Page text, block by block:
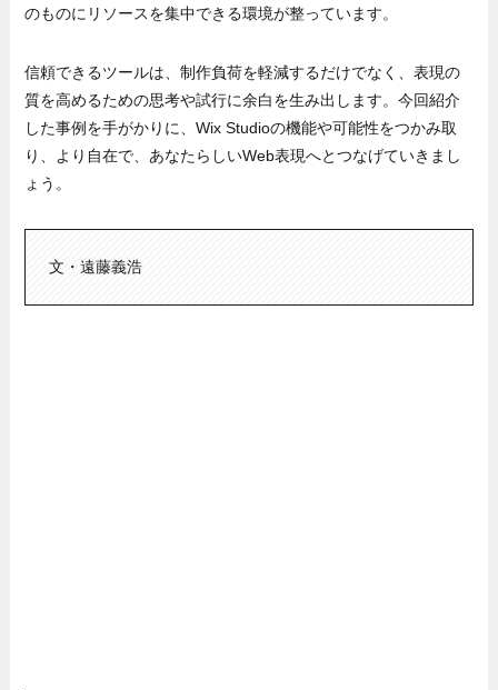
のものにリソースを集中できる環境が整っています。
信頼できるツールは、制作負荷を軽減するだけでなく、表現の
質を高めるための思考や試行に余白を生み出します。今回紹介
した事例を手がかりに、Wix Studioの機能や可能性をつかみ取
り、より自在で、あなたらしいWeb表現へとつなげていきまし
ょう。
文・遠藤義浩